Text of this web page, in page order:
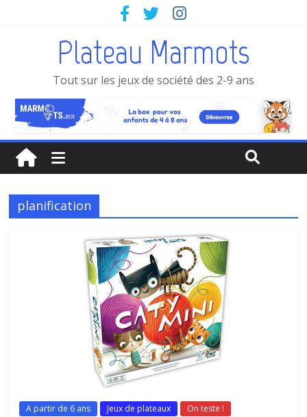
Plateau Marmots
Tout sur les jeux de société des 2-9 ans
planification
A partir de 6 ans Jeux de plateaux On teste !